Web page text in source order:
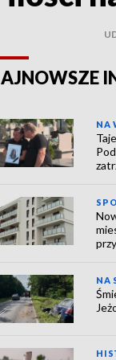
NA
NA